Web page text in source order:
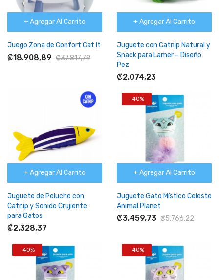
+ Agregar Al Carrito
Juego Zona de Confort Cat It
₡18.908,89 ₡37.817,79
+ Agregar Al Carrito
Juguete con Catnip Natural y
Snack para Lamer – Diseño
Pez
₡2.074,23
+ Agregar Al Carrito
Juguete de Peluche con
Catnip y Sonido Crujiente
para Gatos
₡2.328,37
-40%
+ Agregar Al Carrito
Juguete Gato Místico Celeste
Animal Planet
₡3.459,73 ₡5.766,22
-40% -40%